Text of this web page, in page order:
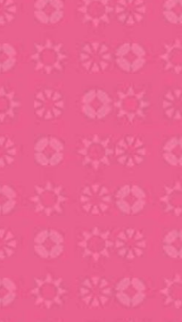
プ
デのアイデア
リートスナップ
BEAUTY
TOP
COSMETICS / コスメアイテム
SNEAKER MIX / スニーカー
KOREAN COSME / 韓国コスメ
会員ログイン